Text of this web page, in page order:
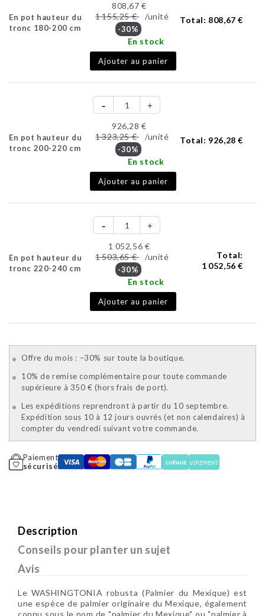
En pot hauteur du
tronc 180-200 cm
808,67 €
1 155,25 € /unité
-30%
En stock
Ajouter au panier
Total: 808,67 €
En pot hauteur du
tronc 200-220 cm
926,28 €
1 323,25 € /unité
-30%
En stock
Ajouter au panier
Total: 926,28 €
En pot hauteur du
tronc 220-240 cm
1 052,56 €
1 503,65 € /unité
-30%
En stock
Ajouter au panier
Total:
1 052,56 €
Offre du mois : –30% sur toute la boutique.
10% de remise complémentaire pour toute commande
supérieure à 350 € (hors frais de port).
Les expéditions reprendront à partir du 10 septembre.
Expédition sous 10 à 12 jours ouvrés (et non calendaires) à
compter du vendredi suivant votre commande.
Paiement
sécurisé
Description
Conseils pour planter un sujet
Avis
Le WASHINGTONIA robusta (Palmier du Mexique) est
une espèce de palmier originaire du Mexique, également